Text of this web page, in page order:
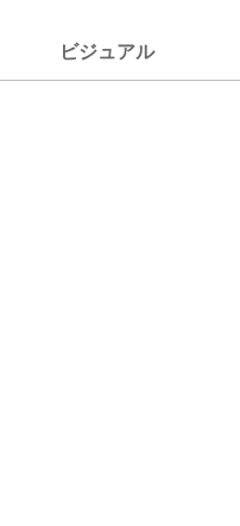
ビジュアル